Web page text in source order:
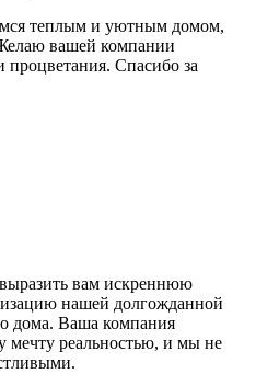
теплым и уютным домом,
вашей компании
процветания. Спасибо за
вам искреннюю
нашей долгожданной
дома. Ваша компания
мечту реальностью, и мы не